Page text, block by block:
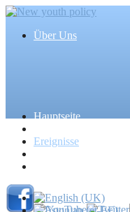
Über Uns
Hauptseite
Ereignisse